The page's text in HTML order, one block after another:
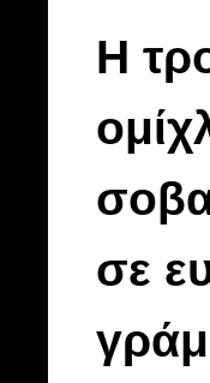
Η
σε